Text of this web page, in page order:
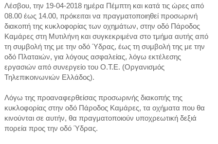
Λέσβου, την 19-04-2018 ημέρα Πέμπτη και κατά τις ώρες από
08.00 έως 14.00, πρόκειται να πραγματοποιηθεί προσωρινή
διακοπή της κυκλοφορίας των οχημάτων, στην οδό Πάροδος
Καμάρες στη Μυτιλήνη και συγκεκριμένα στο τμήμα αυτής από
τη συμβολή της με την οδό Ύδρας, έως τη συμβολή της με την
οδό Πλαταιών, για λόγους ασφαλείας, λόγω εκτέλεσης
εργασιών από συνεργείο του Ο.Τ.Ε. (Οργανισμός
Τηλεπικοινωνιών Ελλάδος).
Λόγω της προαναφερθείσας προσωρινής διακοπής της
κυκλοφορίας στην οδό Πάροδος Καμάρες, τα οχήματα που θα
κινούνται σε αυτήν, θα πραγματοποιούν υποχρεωτική δεξιά
πορεία προς την οδό Ύδρας.